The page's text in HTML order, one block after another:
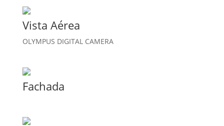
Vista Aérea
OLYMPUS DIGITAL CAMERA
Fachada